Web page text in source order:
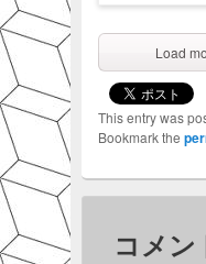
Load
This entry was
Bookmark the
コメン